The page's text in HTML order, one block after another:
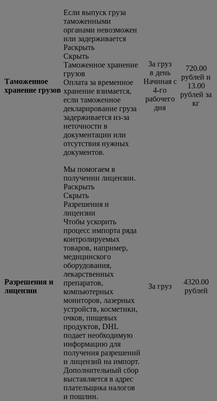
Таможенное
хранение грузов
Если выпуск груза
таможенными
органами невозможен
или задерживается
Раскрыть
Скрыть
Таможенное хранение
грузов
Оплата за временное
хранение взимается,
если таможенное
декларирование груза
задерживается из-за
неточности в
документации или
отсутствия нужных
документов.
За груз
в день
Начиная с
4-го
рабочего
дня
720.00
рублей и
13.00
рублей за
кг
Разрешения и
лицензии
Мы помогаем в
получении лицензии.
Раскрыть
Скрыть
Разрешения и
лицензии
Чтобы ускорить
процесс импорта ряда
контролируемых
товаров, например,
медицинского
оборудования,
лекарственных
препаратов,
компьютерных
мониторов, лазерных
устройств, косметики,
очков, пищевых
продуктов, DHL
подает необходимую
информацию для
получения разрешений
и лицензий на импорт.
Дополнительный сбор
выставляется в адрес
плательщика налогов
и пошлин.
За груз
4320.00
рублей